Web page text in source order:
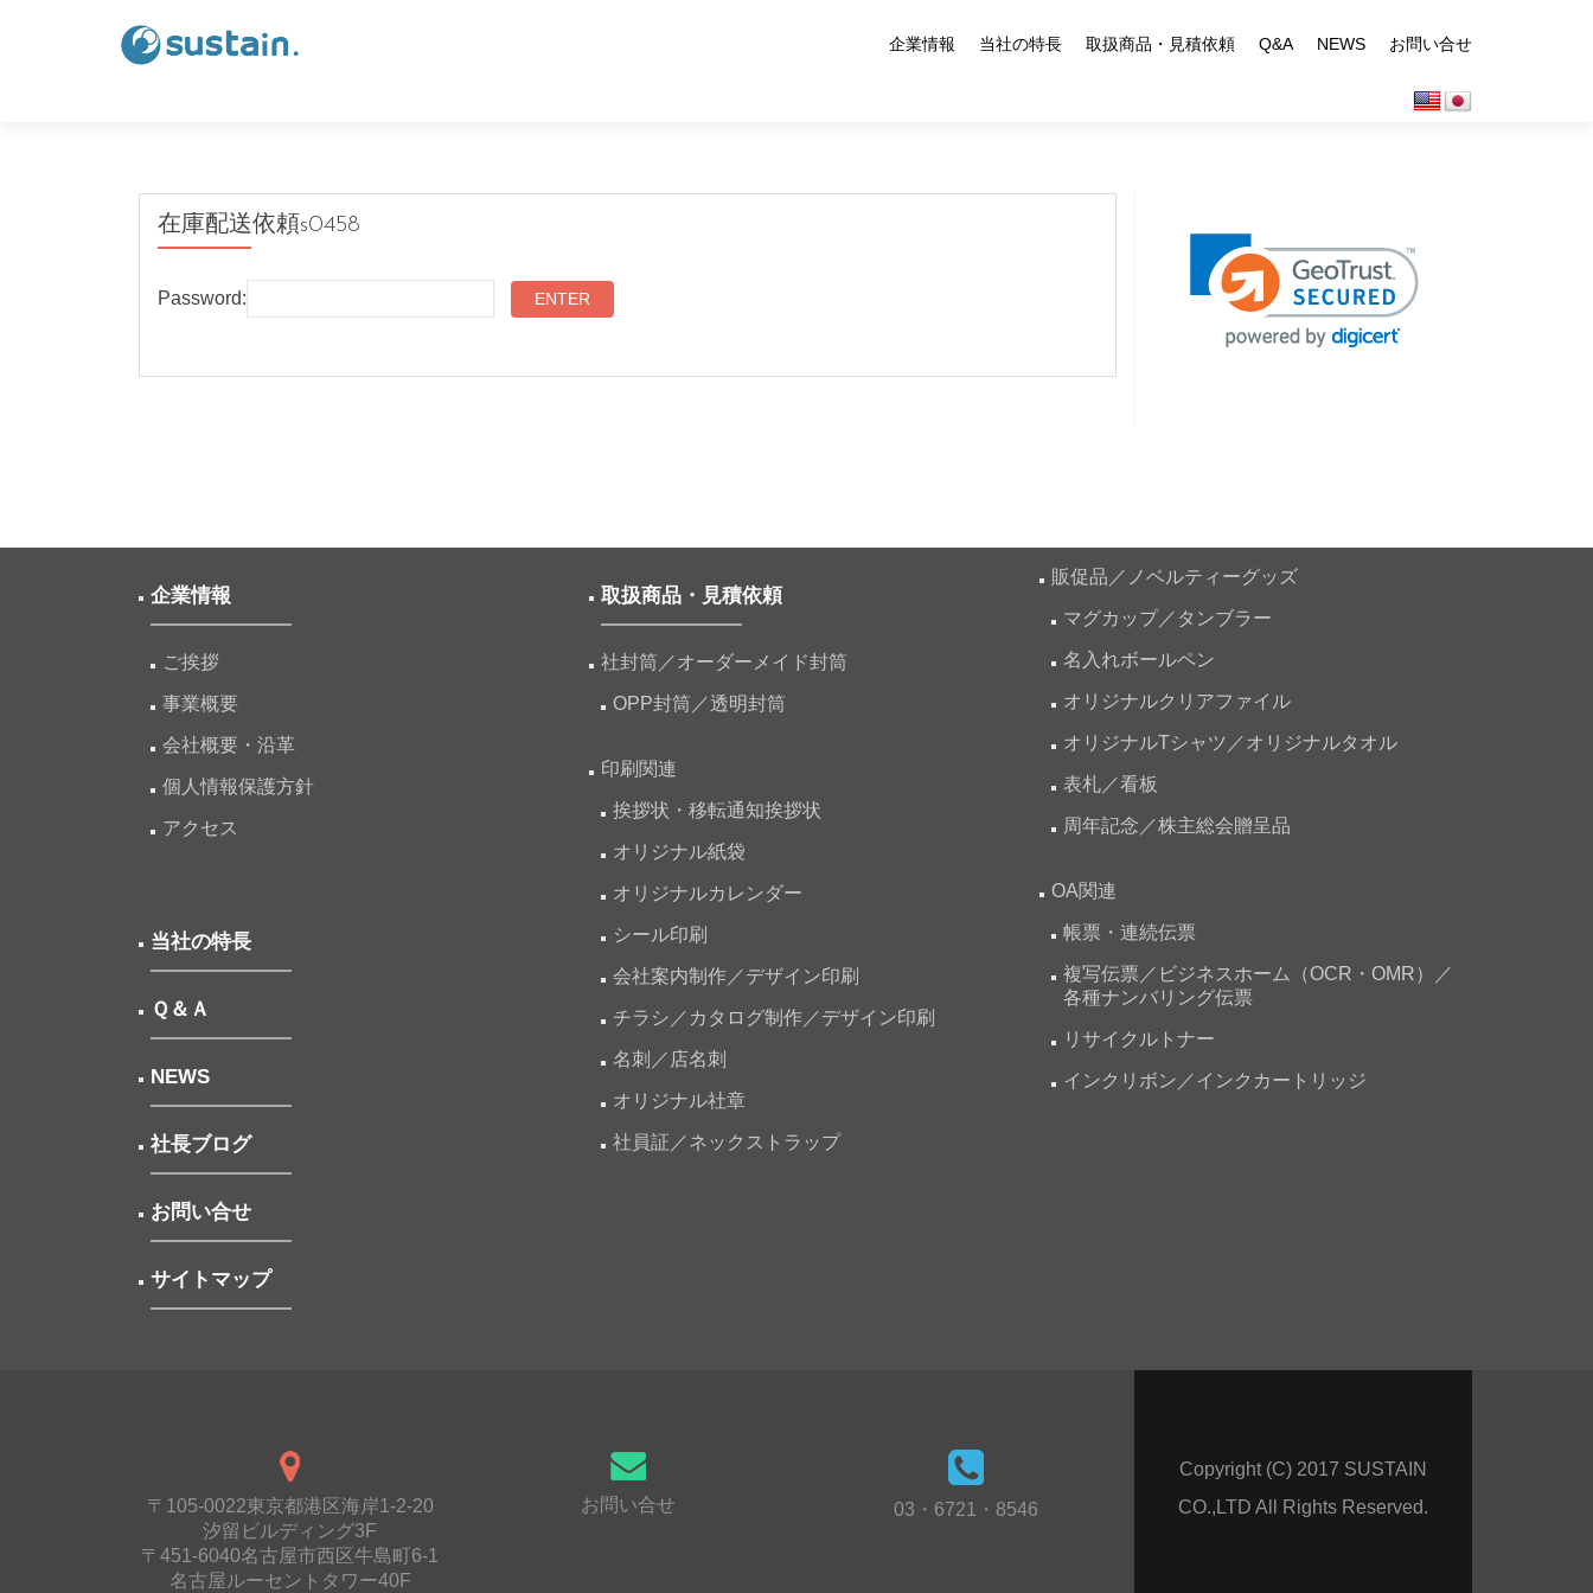
企業情報 当社の特長 取扱商品・見積依頼 Q&A NEWS お問い合せ
在庫配送依頼s0458
Password:
企業情報
ご挨拶
事業概要
会社概要・沿革
個人情報保護方針
アクセス
当社の特長
Ｑ＆Ａ
NEWS
社長ブログ
お問い合せ
サイトマップ
取扱商品・見積依頼
社封筒／オーダーメイド封筒
OPP封筒／透明封筒
印刷関連
挨拶状・移転通知挨拶状
オリジナル紙袋
オリジナルカレンダー
シール印刷
会社案内制作／デザイン印刷
チラシ／カタログ制作／デザイン印刷
名刺／店名刺
オリジナル社章
社員証／ネックストラップ
販促品／ノベルティーグッズ
マグカップ／タンブラー
名入れボールペン
オリジナルクリアファイル
オリジナルTシャツ／オリジナルタオル
表札／看板
周年記念／株主総会贈呈品
OA関連
帳票・連続伝票
複写伝票／ビジネスホーム（OCR・OMR）／
各種ナンバリング伝票
リサイクルトナー
インクリボン／インクカートリッジ
〒105-0022東京都港区海岸1-2-20
汐留ビルディング3F
〒451-6040名古屋市西区牛島町6-1
名古屋ルーセントタワー40F
お問い合せ 03・6721・8546
Copyright (C) 2017 SUSTAIN
CO.,LTD All Rights Reserved.